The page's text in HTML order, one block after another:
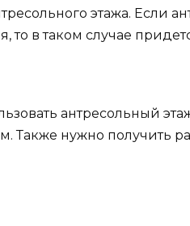
этажа. Если
то в таком случае
антресольный
Также нужно получить